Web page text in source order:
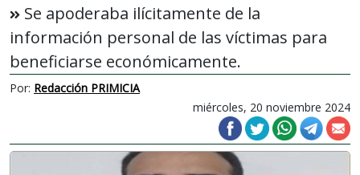
Se apoderaba ilícitamente de la
información personal de las víctimas para
beneficiarse económicamente.
Por: Redacción PRIMICIA
miércoles, 20 noviembre 2024